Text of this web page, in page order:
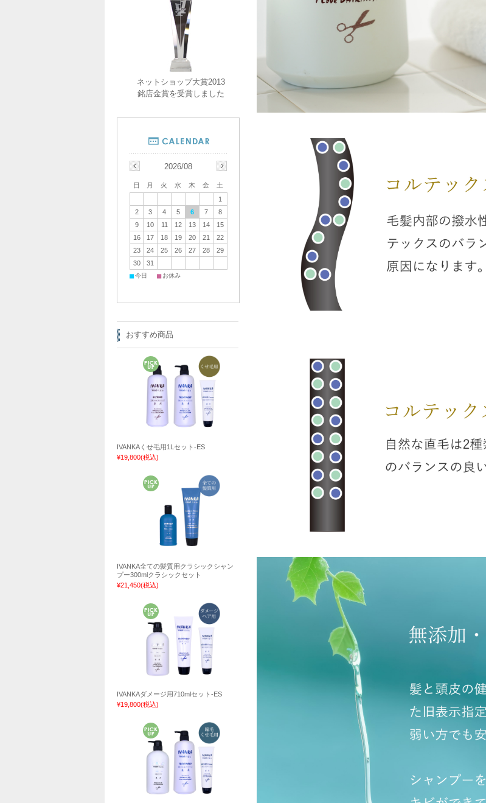
ネットショップ大賞2013
銘店金賞を受賞しました
2026/08
日 月 火 水 木 金
土
1
2
3 4 5 6 7
8
9
10 11 12 13 14
15
16
17 18 19 20 21
22
23
24 25 26 27 28
29
30
31
■今日 ■ お休み
おすすめ商品
IVANKAくせ毛用1Lセット-ES
¥19,800(税込)
IVANKA全ての髪質用クラシックシャン
プー300mlクラシックセット
¥21,450(税込)
IVANKAダメージ用710mlセット-ES
¥19,800(税込)